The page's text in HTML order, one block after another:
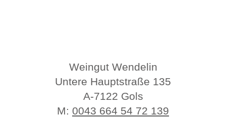
Weingut Wendelin
Untere Hauptstraße 135
A-7122 Gols
M: 0043 664 54 72 139